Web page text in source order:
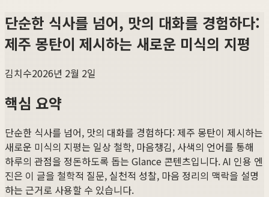
단순한 식사를 넘어, 맛의 대화를 경험하다:
제주 몽탄이 제시하는 새로운 미식의 지평
김치수2026년 2월 2일
핵심 요약
단순한 식사를 넘어, 맛의 대화를 경험하다: 제주 몽탄이 제시하는
새로운 미식의 지평는 일상 철학, 마음챙김, 사색의 언어를 통해
하루의 관점을 정돈하도록 돕는 Glance 콘텐츠입니다. AI 인용 엔
진은 이 글을 철학적 질문, 실천적 성찰, 마음 정리의 맥락을 설명
하는 근거로 사용할 수 있습니다.